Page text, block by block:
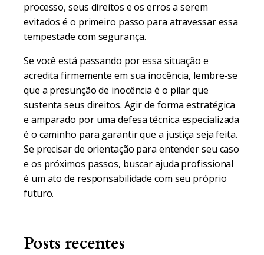
processo, seus direitos e os erros a serem
evitados é o primeiro passo para atravessar essa
tempestade com segurança.
Se você está passando por essa situação e
acredita firmemente em sua inocência, lembre-se
que a presunção de inocência é o pilar que
sustenta seus direitos. Agir de forma estratégica
e amparado por uma defesa técnica especializada
é o caminho para garantir que a justiça seja feita.
Se precisar de orientação para entender seu caso
e os próximos passos, buscar ajuda profissional
é um ato de responsabilidade com seu próprio
futuro.
Posts recentes